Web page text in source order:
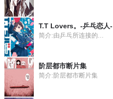
T.T Lovers。-乒乓恋人-
简介:由乒乓所连接的...
阶层都市断片集
简介:阶层都市断片集